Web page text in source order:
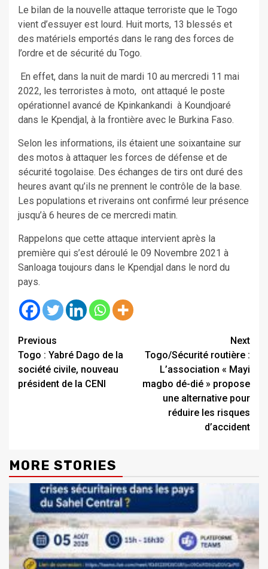
Le bilan de la nouvelle attaque terroriste que le Togo
vient d’essuyer est lourd. Huit morts, 13 blessés et
des matériels emportés dans le rang des forces de
l’ordre et de sécurité du Togo.
En effet, dans la nuit de mardi 10 au mercredi 11 mai
2022, les terroristes à moto, ont attaqué le poste
opérationnel avancé de Kpinkankandi à Koundjoaré
dans le Kpendjal, à la frontière avec le Burkina Faso.
Selon les informations, ils étaient une soixantaine sur
des motos à attaquer les forces de défense et de
sécurité togolaise. Des échanges de tirs ont duré des
heures avant qu’ils ne prennent le contrôle de la base.
Les populations et riverains ont confirmé leur présence
jusqu’à 6 heures de ce mercredi matin.
Rappelons que cette attaque intervient après la
première qui s’est déroulé le 09 Novembre 2021 à
Sanloaga toujours dans le Kpendjal dans le nord du
pays.
Continue
Reading
Previous
Togo : Yabré Dago de la
société civile, nouveau
président de la CENI
Next
Togo/Sécurité routière :
L’association « Mayi
magbo dé-dié » propose
une alternative pour
réduire les risques
d’accident
MORE STORIES